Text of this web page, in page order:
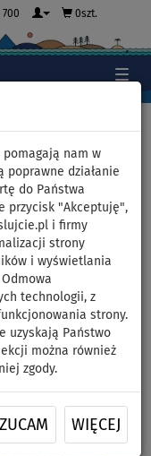
nam w
poprawne działanie
do Państwa
przycisk "Akceptuję",
i firmy
strony
i wyświetlania
technologii, z
strony.
uzyskają Państwo
można również
zgody.
WIĘCEJ
700 0szt.